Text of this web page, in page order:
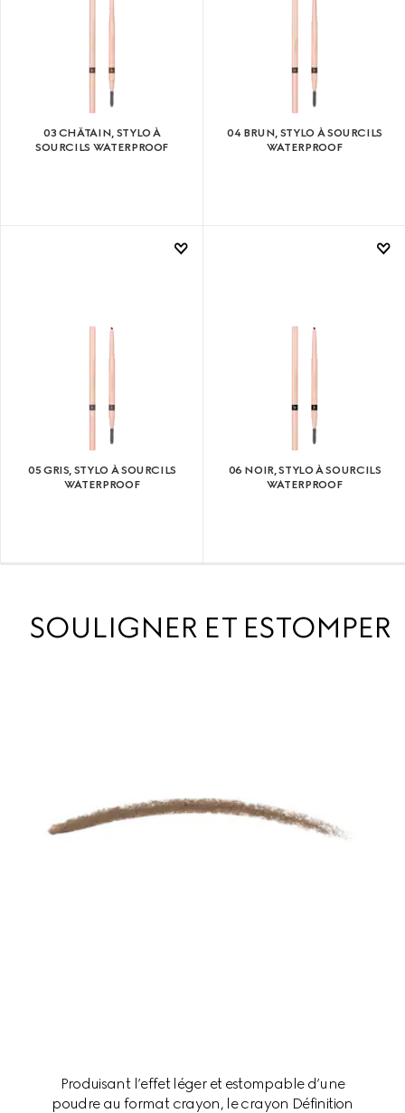
03 CHÂTAIN, STYLO À
SOURCILS WATERPROOF
04 BRUN, STYLO À SOURCILS
WATERPROOF
05 GRIS, STYLO À SOURCILS
WATERPROOF
06 NOIR, STYLO À SOURCILS
WATERPROOF
SOULIGNER ET ESTOMPER
Produisant l’effet léger et estompable d’une
poudre au format crayon, le crayon Définition